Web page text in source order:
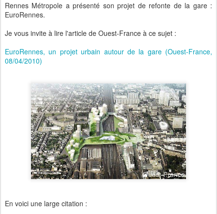
Rennes Métropole a présenté son projet de refonte de la gare :
EuroRennes.
Je vous invite à lire l'article de Ouest-France à ce sujet :
EuroRennes, un projet urbain autour de la gare (Ouest-France,
08/04/2010)
En voici une large citation :